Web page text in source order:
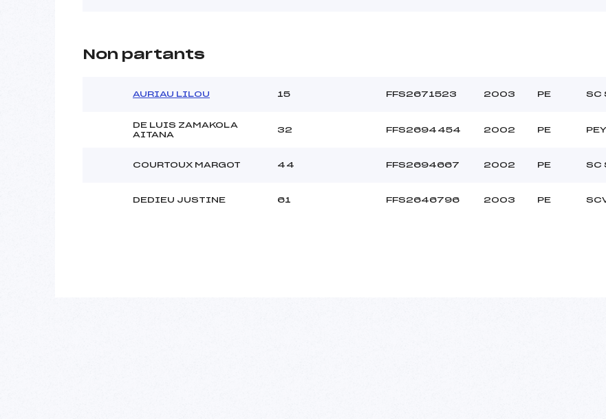
Non partants
AURIAU LILOU 15 FFS2671523 2003 PE SC
DE LUIS ZAMAKOLA
AITANA
32 FFS2694454 2002 PE
COURTOUX MARGOT 44 FFS2694667 2002 PE SC
DEDIEU JUSTINE 61 FFS2646796 2003 PE